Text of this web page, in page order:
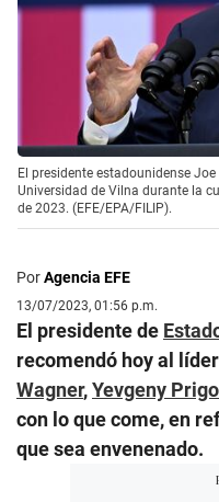
El presidente estadounidense
Universidad de Vilna durante la
de 2023. (EFE/EPA/FILIP).
PorAgencia EFE
13/07/2023, 01:56 p.m.
El presidente de
recomendó hoy al
Wagner,Yevgeny
con lo que come, en
que sea envenenado.